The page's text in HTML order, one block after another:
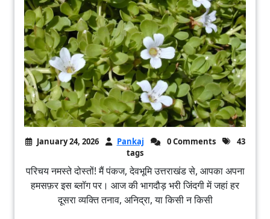
January 24, 2026 Pankaj 0 Comments
43
tags
परिचय नमस्ते दोस्तों! मैं पंकज, देवभूमि उत्तराखंड से, आपका अपना
हमसफ़र इस ब्लॉग पर। आज की भागदौड़ भरी जिंदगी में जहां हर
दूसरा व्यक्ति तनाव, अनिद्रा, या किसी न किसी